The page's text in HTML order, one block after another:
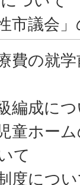
市議会
費の就
編成に
童ホー
て
度につ